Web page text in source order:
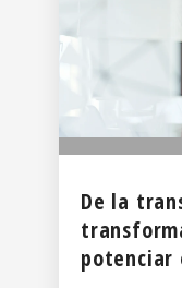
De la
potenciar